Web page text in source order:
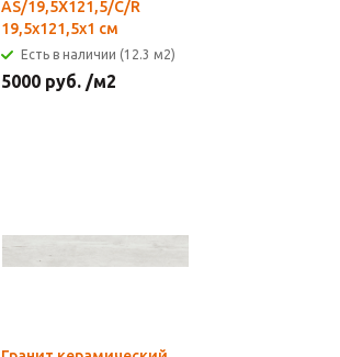
AS/19,5X121,5/C/R
19,5x121,5x1 см
Есть в наличии (12.3 м2)
5000 руб. /м2